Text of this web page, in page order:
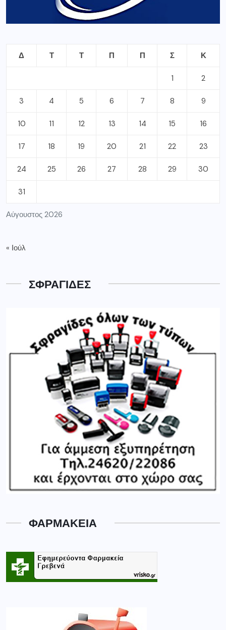
Αύγουστος 2026
Δ Τ Τ Π Π Σ Κ
1 2
3 4 5 6 7 8 9
10 11 12 13 14 15 16
17 18 19 20 21 22 23
24 25 26 27 28 29 30
31
« Ιούλ
ΣΦΡΑΓΙΔΕΣ
ΦΑΡΜΑΚΕΙΑ